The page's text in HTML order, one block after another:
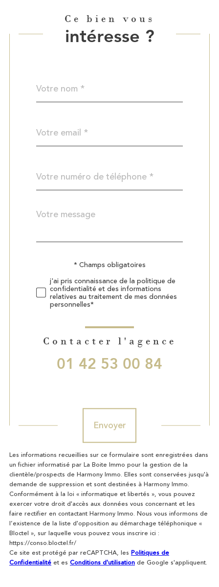
Ce bien vous
intéresse ?
par
*
*
*
Fieldset
défaut
Message
*
Validation* Champs obligatoires
j'ai pris connaissance de la politique de
confidentialité et des informations
relatives au traitement de mes données
personnelles*
Contacter l'agence
01 42 53 00 84
Envoyer
Les informations recueillies sur ce formulaire sont enregistrées dans
un fichier informatisé par La Boite Immo pour la gestion de la
clientèle/prospects de Harmony Immo. Elles sont conservées jusqu'à
demande de suppression et sont destinées à Harmony Immo.
Conformément à la loi « informatique et libertés », vous pouvez
exercer votre droit d'accès aux données vous concernant et les
faire rectifier en contactant Harmony Immo. Nous vous informons de
l’existence de la liste d'opposition au démarchage téléphonique «
Bloctel », sur laquelle vous pouvez vous inscrire ici :
https://conso.bloctel.fr/
Ce site est protégé par reCAPTCHA, les Politiques de
Confidentialité et es Conditions d'utilisation de Google s'appliquent.